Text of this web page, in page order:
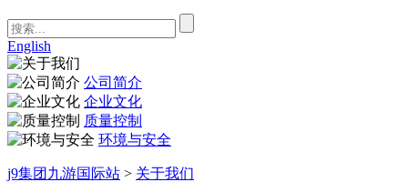
English
公司简介
企业文化
质量控制
环境与安全
j9集团九游国际站 > 关于我们